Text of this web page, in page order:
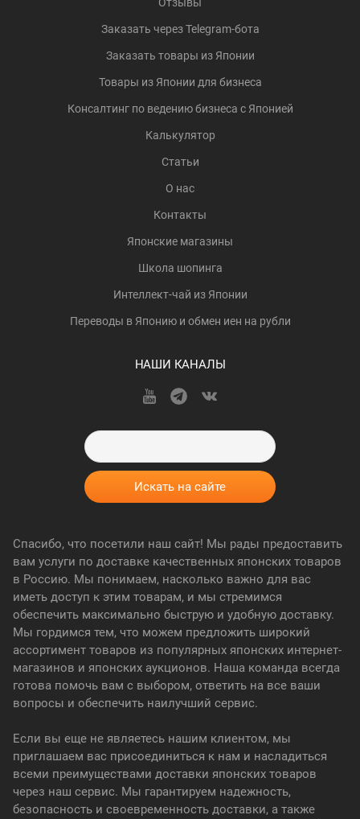
Отзывы
Заказать через Telegram-бота
Заказать товары из Японии
Товары из Японии для бизнеса
Консалтинг по ведению бизнеса с Японией
Калькулятор
Статьи
О нас
Контакты
Японские магазины
Школа шопинга
Интеллект-чай из Японии
Переводы в Японию и обмен иен на рубли
НАШИ КАНАЛЫ
Спасибо, что посетили наш сайт! Мы рады предоставить
вам услуги по доставке качественных японских товаров
в Россию. Мы понимаем, насколько важно для вас
иметь доступ к этим товарам, и мы стремимся
обеспечить максимально быструю и удобную доставку.
Мы гордимся тем, что можем предложить широкий
ассортимент товаров из популярных японских интернет-
магазинов и японских аукционов. Наша команда всегда
готова помочь вам с выбором, ответить на все ваши
вопросы и обеспечить наилучший сервис.
Если вы еще не являетесь нашим клиентом, мы
приглашаем вас присоединиться к нам и насладиться
всеми преимуществами доставки японских товаров
через наш сервис. Мы гарантируем надежность,
безопасность и своевременность доставки, а также